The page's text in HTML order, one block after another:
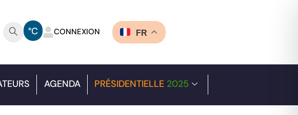
°C CONNEXION FR
AGENDA PRÉSIDENTIELLE 2025